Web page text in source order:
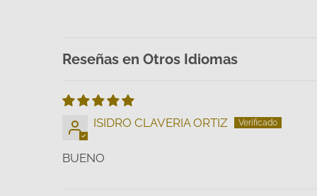
Reseñas en Otros Idiomas
ISIDRO CLAVERIA ORTIZ
BUENO